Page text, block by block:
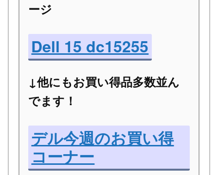
ージ
Dell 15 dc15255
↓他にもお買い得品多数並ん
でます！
デル今週のお買い得
コーナー